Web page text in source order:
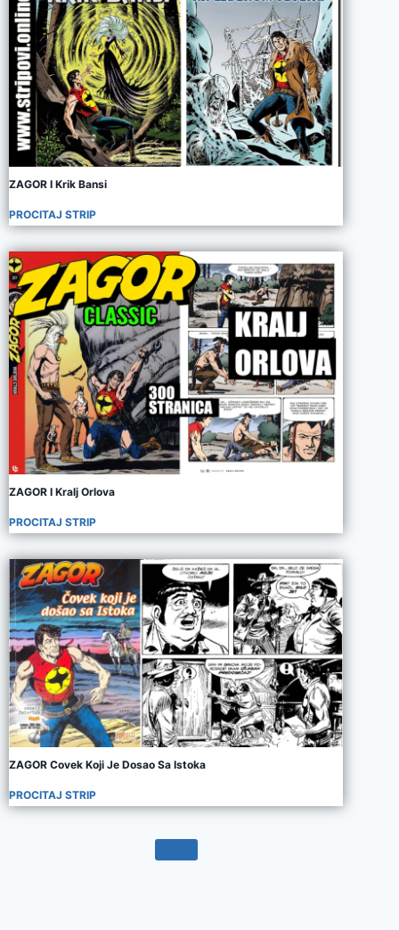
ZAGOR I Krik Bansi
PROCITAJ STRIP
ZAGOR I Kralj Orlova
PROCITAJ STRIP
ZAGOR Covek Koji Je Dosao Sa Istoka
PROCITAJ STRIP